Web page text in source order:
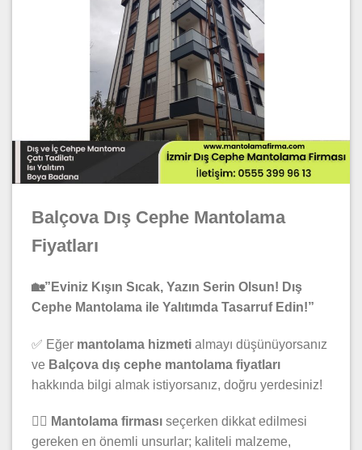
Balçova Dış Cephe Mantolama
Fiyatları
🏡”Eviniz Kışın Sıcak, Yazın Serin Olsun! Dış
Cephe Mantolama ile Yalıtımda Tasarruf Edin!”
✅ Eğer mantolama hizmeti almayı düşünüyorsanız
ve Balçova dış cephe mantolama fiyatları
hakkında bilgi almak istiyorsanız, doğru yerdesiniz!
👷‍♂️ Mantolama firması seçerken dikkat edilmesi
gereken en önemli unsurlar; kaliteli malzeme,